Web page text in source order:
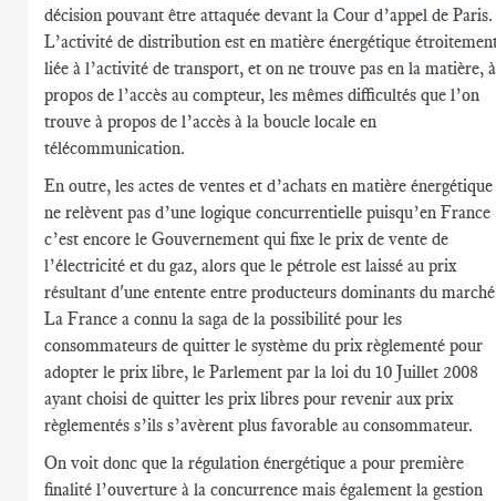
décision pouvant être attaquée devant la Cour d’appel de Paris.
L’activité de distribution est en matière énergétique
liée à l’activité de transport, et on ne trouve pas en la matière, à
propos de l’accès au compteur, les mêmes difficultés que l’on
trouve à propos de l’accès à la boucle locale en
télécommunication.
En outre, les actes de ventes et d’achats en matière énergétique
ne relèvent pas d’une logique concurrentielle puisqu’en France
c’est encore le Gouvernement qui fixe le prix de vente de
l’électricité et du gaz, alors que le pétrole est laissé au prix
résultant d'une entente entre producteurs dominants du
La France a connu la saga de la possibilité pour les
consommateurs de quitter le système du prix règlementé pour
adopter le prix libre, le Parlement par la loi du 10 Juillet 2008
ayant choisi de quitter les prix libres pour revenir aux prix
règlementés s’ils s’avèrent plus favorable au consommateur.
On voit donc que la régulation énergétique a pour première
finalité l’ouverture à la concurrence mais également la gestion